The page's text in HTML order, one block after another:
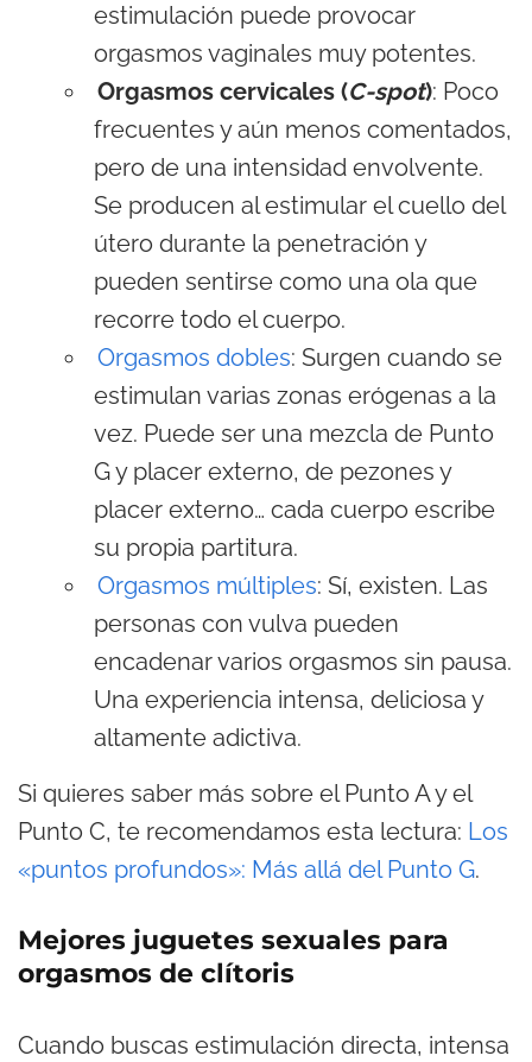
estimulación puede provocar
orgasmos vaginales muy potentes.
Orgasmos cervicales (C-spot): Poco
frecuentes y aún menos comentados,
pero de una intensidad envolvente.
Se producen al estimular el cuello del
útero durante la penetración y
pueden sentirse como una ola que
recorre todo el cuerpo.
Orgasmos dobles: Surgen cuando se
estimulan varias zonas erógenas a la
vez. Puede ser una mezcla de Punto
G y placer externo, de pezones y
placer externo… cada cuerpo escribe
su propia partitura.
Orgasmos múltiples: Sí, existen. Las
personas con vulva pueden
encadenar varios orgasmos sin pausa.
Una experiencia intensa, deliciosa y
altamente adictiva.
Si quieres saber más sobre el Punto A y el
Punto C, te recomendamos esta lectura: Los
«puntos profundos»: Más allá del Punto G.
Mejores juguetes sexuales para
orgasmos de clítoris
Cuando buscas estimulación directa, intensa